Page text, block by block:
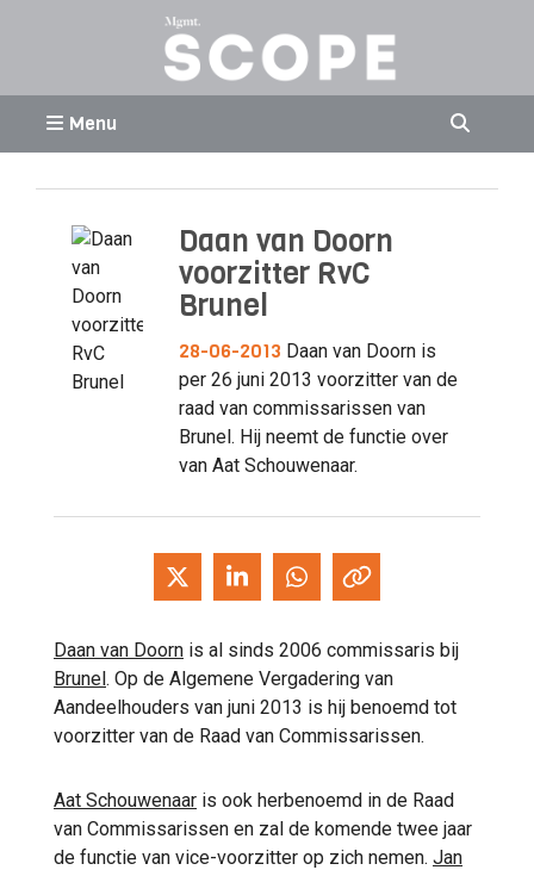
Menu
Daan van Doorn
voorzitter RvC
Brunel
28-06-2013 Daan van Doorn is
per 26 juni 2013 voorzitter van de
raad van commissarissen van
Brunel. Hij neemt de functie over
van Aat Schouwenaar.
Daan van Doorn is al sinds 2006 commissaris bij
Brunel. Op de Algemene Vergadering van
Aandeelhouders van juni 2013 is hij benoemd tot
voorzitter van de Raad van Commissarissen.
Aat Schouwenaar is ook herbenoemd in de Raad
van Commissarissen en zal de komende twee jaar
de functie van vice-voorzitter op zich nemen. Jan